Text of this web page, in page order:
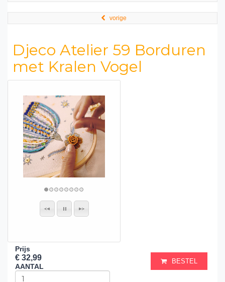
vorige
Djeco Atelier 59 Borduren
met Kralen Vogel
Prijs
€ 32,99
AANTAL
BESTEL